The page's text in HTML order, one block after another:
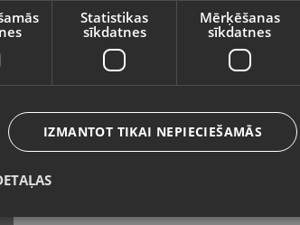
Jelgava, Rīgas iela 53B
Stāvoklis Mazlietots (Garantija 12
135.00
No 6.14€/mēn.
Valoda
Latviešu / Latvian
Statistikas
sīkdatnes
Mērķēšanas
sīkdatnes
IZMANTOT TIKAI NEPIECIEŠAMĀS